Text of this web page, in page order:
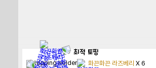
최적 토핑
화끈화끈 라즈베리 X 6